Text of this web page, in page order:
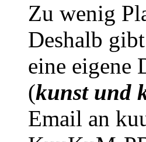
Zu wenig
Deshalb
eine eigene
(kunst und
Email an